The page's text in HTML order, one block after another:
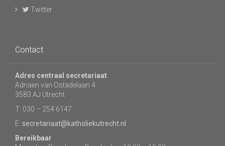
Twitter
Contact
Adres centraal secretariaat
Adriaen van Ostadelaan 4
3583 AJ Utrecht
T: 030 – 254 6147
E: secretariaat@katholiekutrecht.nl
Bereikbaar